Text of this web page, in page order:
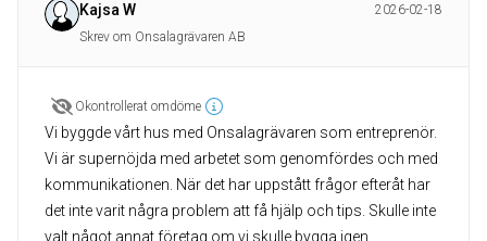
Kajsa W
2026-02-18
Skrev om Onsalagrävaren AB
Okontrollerat omdöme
Vi byggde vårt hus med Onsalagrävaren som entreprenör.
Vi är supernöjda med arbetet som genomfördes och med
kommunikationen. När det har uppstått frågor efteråt har
det inte varit några problem att få hjälp och tips. Skulle inte
valt något annat företag om vi skulle bygga igen.